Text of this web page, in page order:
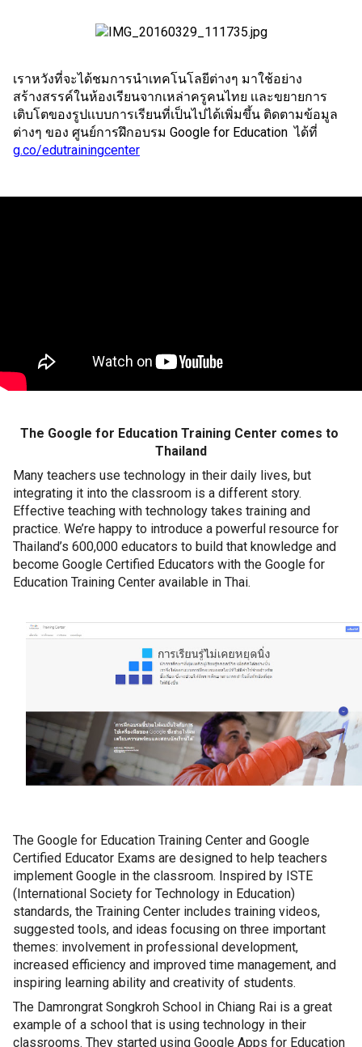
เราหวังที่จะได้ชมการนำเทคโนโลยีต่างๆ มาใช้อย่าง
สร้างสรรค์ในห้องเรียนจากเหล่าครูคนไทย เเละขยายการ
เติบโตของรูปเเบบการเรียนที่เป็นไปได้เพิ่มขึ้น ติดตามข้อมูล
ต่างๆ ของ ศูนย์การฝึกอบรม Google for Education  ได้ที่
g.co/edutrainingcenter
The Google for Education Training Center comes to
Thailand
Many teachers use technology in their daily lives, but
integrating it into the classroom is a different story.
Effective teaching with technology takes training and
practice. We’re happy to introduce a powerful resource for
Thailand’s 600,000 educators to build that knowledge and
become Google Certified Educators with the Google for
Education Training Center available in Thai.
The Google for Education Training Center and Google
Certified Educator Exams are designed to help teachers
implement Google in the classroom. Inspired by ISTE
(International Society for Technology in Education)
standards, the Training Center includes training videos,
suggested tools, and ideas focusing on three important
themes: involvement in professional development,
increased efficiency and improved time management, and
inspiring learning ability and creativity of students.
The Damrongrat Songkroh School in Chiang Rai is a great
example of a school that is using technology in their
classrooms. They started using Google Apps for Education